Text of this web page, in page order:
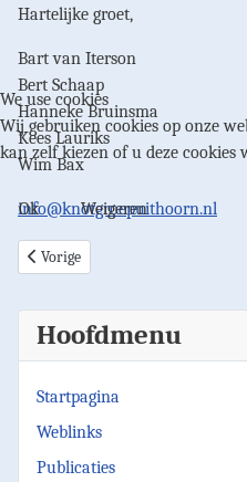
Hartelijke groet,
Bart van Iterson
Bert Schaap
Hanneke Bruinsma
Kees Lauriks
Wim Bax
info@knotgroepuithoorn.nl
Vorig artikel: Dankkaart Luis
Vorige
Hoofdmenu
Startpagina
Weblinks
Publicaties
We use cookies
Wij gebruiken cookies op onze
kan zelf kiezen of u deze
Ok Weigeren